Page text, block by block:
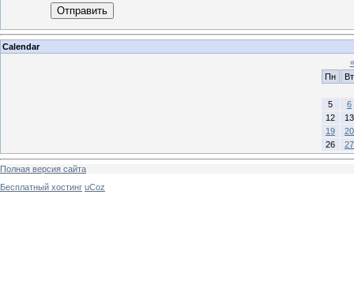
Отправить
Calendar
«
Пн
Вт
5
6
12
13
19
20
26
27
Полная версия сайта
Бесплатный хостинг uCoz